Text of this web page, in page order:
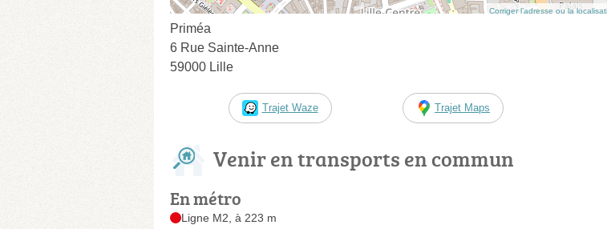
Corriger l’adresse ou la
Priméa
6 Rue Sainte-Anne
59000 Lille
Trajet Waze Trajet Maps
Venir en transports en commun
En métro
Ligne M2, à 223 m